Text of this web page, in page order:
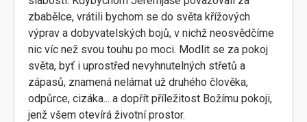
zbabělce, vrátili bychom se do světa křížových
výprav a dobyvatelských bojů, v nichž neosvědčíme
nic víc než svou touhu po moci. Modlit se za pokoj
světa, byť i uprostřed nevyhnutelných střetů a
zápasů, znamená nelámat už druhého člověka,
odpůrce, cizáka... a dopřít příležitost Božímu pokoji,
jenž všem otevírá životní prostor.